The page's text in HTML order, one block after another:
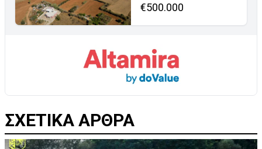
€500.000
ΣΧΕΤΙΚΑ ΑΡΘΡΑ